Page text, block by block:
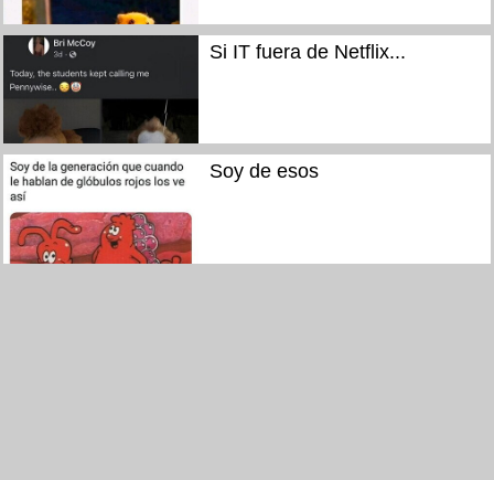
Si IT fuera de Netflix...
Soy de esos